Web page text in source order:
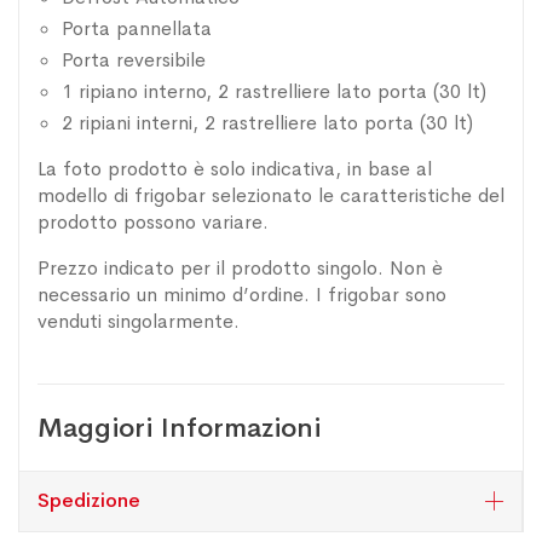
Porta pannellata
Porta reversibile
1 ripiano interno, 2 rastrelliere lato porta (30 lt)
2 ripiani interni, 2 rastrelliere lato porta (30 lt)
La foto prodotto è solo indicativa, in base al
modello di frigobar selezionato le caratteristiche del
prodotto possono variare.
Prezzo indicato per il prodotto singolo. Non è
necessario un minimo d’ordine. I frigobar sono
venduti singolarmente.
Maggiori Informazioni
Spedizione